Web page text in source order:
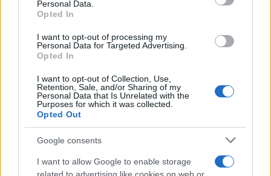
Personal Data.
Opted In
I want to opt-out of processing my
Personal Data for Targeted Advertising.
Opted In
I want to opt-out of Collection, Use,
Retention, Sale, and/or Sharing of my
Personal Data that Is Unrelated with the
Purposes for which it was collected.
Opted Out
Google consents
I want to allow Google to enable storage